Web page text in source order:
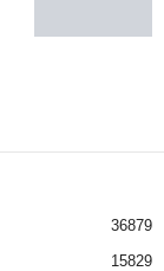
36879
15829